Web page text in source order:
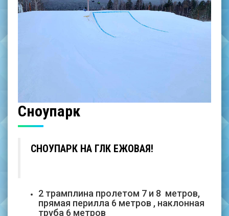
Сноупарк
СНОУПАРК НА ГЛК ЕЖОВАЯ!
2 трамплина пролетом 7 и 8 метров,
прямая перилла 6 метров , наклонная
труба 6 метров